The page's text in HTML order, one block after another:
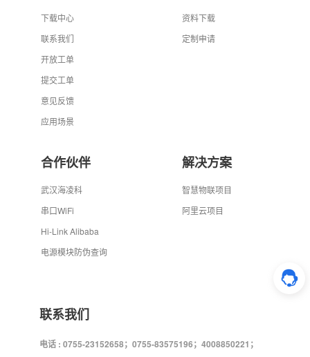
下载中心
联系我们
开放工单
提交工单
意见反馈
应用场景
资料下载
定制申请
合作伙伴
武汉海凌科
串口WiFi
Hi-Link Alibaba
电源模块防伪查询
解决方案
智慧物联项目
阿里云项目
联系我们
电话 : 0755-23152658；0755-83575196；4008850221；